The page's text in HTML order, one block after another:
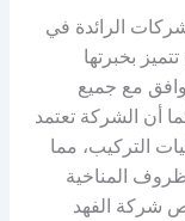
الرائدة في
بخبرتها
مع جميع
أن الشركة تعتمد
التركيب، مما
المناخية
شركة الفهد